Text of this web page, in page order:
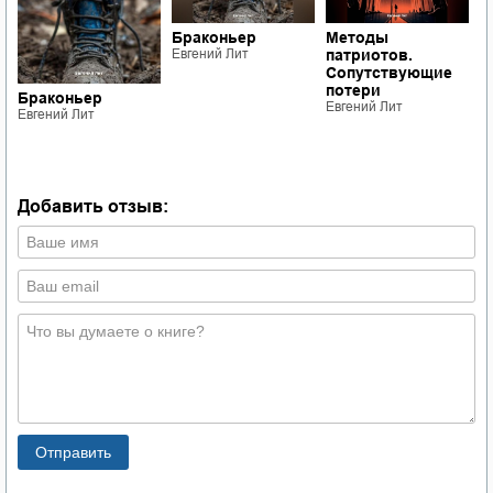
Браконьер
Евгений Лит
Браконьер
Евгений Лит
Методы
патриотов.
Сопутствующие
потери
Евгений Лит
Добавить отзыв: